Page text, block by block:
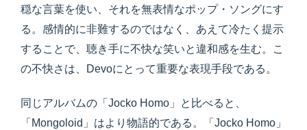
穏な言葉を使い、それを無表情なポップ・ソングにす
る。感情的に非難するのではなく、あえて冷たく提示
することで、聴き手に不快な笑いと違和感を生む。こ
の不快さは、Devoにとって重要な表現手段である。
同じアルバムの「Jocko Homo」と比べると、
「Mongoloid」はより物語的である。「Jocko Homo」